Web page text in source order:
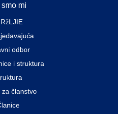
smo mi
odbor
i struktura
za članstvo